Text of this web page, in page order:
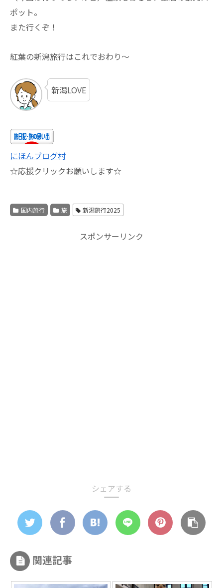
ポット。
また行くぞ！
紅葉の新潟旅行はこれでおわり～
新潟LOVE
にほんブログ村
☆応援クリックお願いします☆
国内旅行 旅 新潟旅行2025
スポンサーリンク
シェアする
関連記事